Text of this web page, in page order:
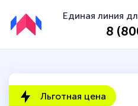
Единая линия
8
Льготная цена